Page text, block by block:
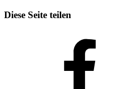
Diese Seite teilen